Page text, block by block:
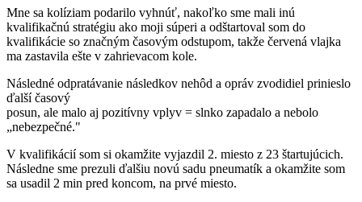
Mne sa kolíziam podarilo vyhnúť, nakoľko sme mali inú
kvalifikačnú stratégiu ako moji súperi a odštartoval som do
kvalifikácie so značným časovým odstupom, takže červená vlajka
ma zastavila ešte v zahrievacom kole.
Následné odpratávanie následkov nehôd a opráv zvodidiel prinieslo
ďalší časový
posun, ale malo aj pozitívny vplyv = slnko zapadalo a nebolo
„nebezpečné."
V kvalifikácií som si okamžite vyjazdil 2. miesto z 23 štartujúcich.
Následne sme prezuli ďalšiu novú sadu pneumatík a okamžite som
sa usadil 2 min pred koncom, na prvé miesto.